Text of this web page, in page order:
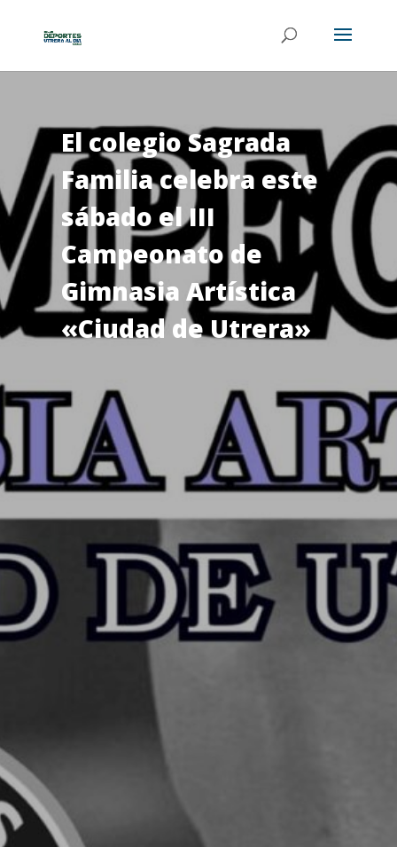
El colegio Sagrada
Familia celebra este
sábado el III
Campeonato de
Gimnasia Artística
«Ciudad de Utrera»